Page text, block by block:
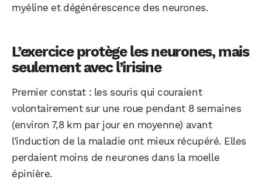
myéline et dégénérescence des neurones.
L’exercice protège les neurones, mais
seulement avec l’irisine
Premier constat : les souris qui couraient
volontairement sur une roue pendant 8 semaines
(environ 7,8 km par jour en moyenne) avant
l’induction de la maladie ont mieux récupéré. Elles
perdaient moins de neurones dans la moelle
épinière.